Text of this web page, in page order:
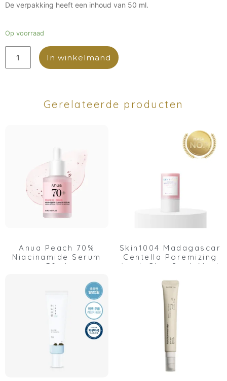
De verpakking heeft een inhoud van 50 ml.
Op voorraad
In winkelmand
Gerelateerde producten
Anua Peach 70%
Niacinamide Serum
30ml
Skin1004 Madagascar
Centella Poremizing
Quick Clay Stick Mask